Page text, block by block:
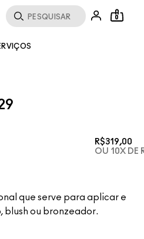
0
R$319,00
OU 10X DE
que serve para aplicar e
blush ou bronzeador.